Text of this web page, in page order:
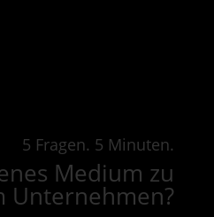
5 Fragen. 5 Minuten.
Medium zu
Unternehmen?